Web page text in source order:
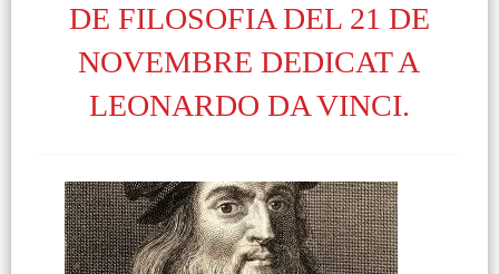
DE FILOSOFIA DEL 21 DE
NOVEMBRE DEDICAT A
LEONARDO DA VINCI.